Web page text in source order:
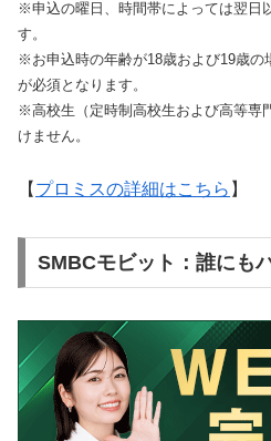
※申込の曜日、時間帯によっては翌日
す。
※お申込時の年齢が18歳および19歳の
が必須となります。
※高校生（定時制高校生および高等専
けません。
【 プロミスの詳細はこちら 】
SMBCモビット：誰にも